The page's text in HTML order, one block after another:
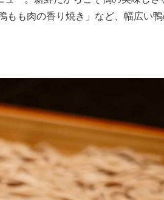
も肉の香り焼き」など、幅広い